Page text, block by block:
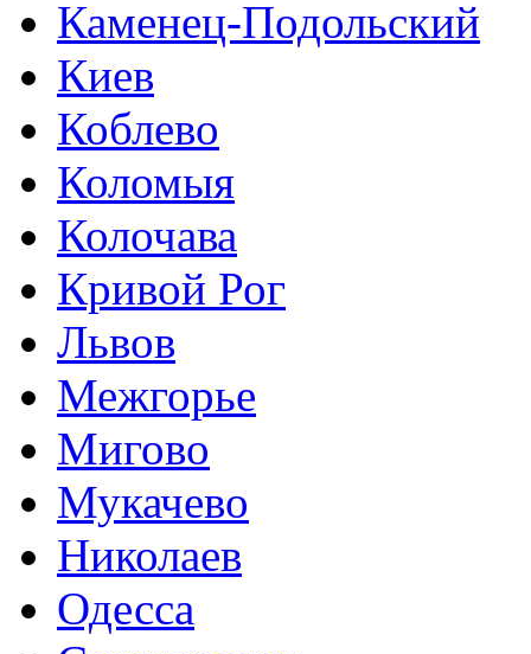
Каменец-Подольский
Киев
Коблево
Коломыя
Колочава
Кривой Рог
Львов
Межгорье
Мигово
Мукачево
Николаев
Одесса